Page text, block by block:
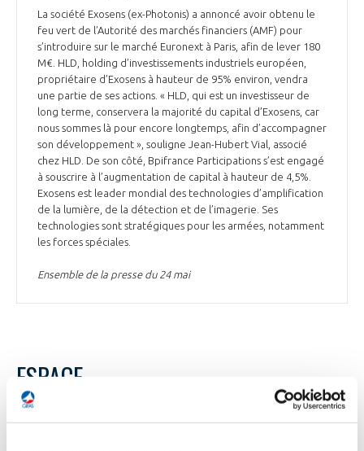
La société Exosens (ex-Photonis) a annoncé avoir obtenu le
feu vert de l’Autorité des marchés financiers (AMF) pour
s’introduire sur le marché Euronext à Paris, afin de lever 180
M€. HLD, holding d’investissements industriels européen,
propriétaire d’Exosens à hauteur de 95% environ, vendra
une partie de ses actions. « HLD, qui est un investisseur de
long terme, conservera la majorité du capital d’Exosens, car
nous sommes là pour encore longtemps, afin d’accompagner
son développement », souligne Jean-Hubert Vial, associé
chez HLD. De son côté, Bpifrance Participations s’est engagé
à souscrire à l’augmentation de capital à hauteur de 4,5%.
Exosens est leader mondial des technologies d’amplification
de la lumière, de la détection et de l’imagerie. Ses
technologies sont stratégiques pour les armées, notamment
les forces spéciales.
Ensemble de la presse du 24 mai
ESPACE